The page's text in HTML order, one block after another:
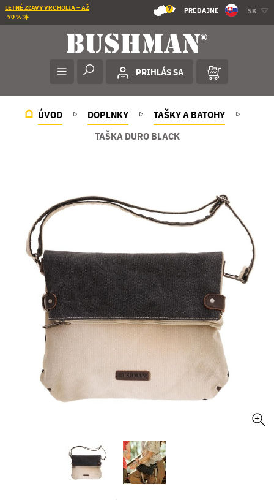
LETNÉ ZĽAVY VRCHOLIA – AŽ
-70 %!☀️
7 PREDAJNE SK
PRIHLÁS SA
ÚVOD DOPLNKY
TAŠKY A BATOHY
TAŠKA DURO BLACK